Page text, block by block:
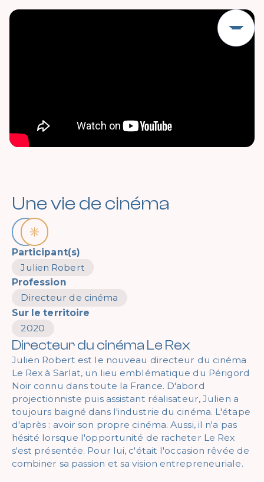
Une vie de cinéma
Participant(s)
Julien Robert
Profession
Directeur de cinéma
Sur le territoire
2020
Directeur du cinéma Le Rex
Julien Robert est le nouveau directeur du cinéma
Le Rex à Sarlat, un lieu emblématique du Périgord
Noir connu dans toute la France. D'abord
projectionniste puis assistant réalisateur, Julien a
toujours baigné dans l'industrie du cinéma. L'étape
d'après : avoir son propre cinéma. Aussi, il n'a pas
hésité lorsque l'opportunité de racheter Le Rex
s'est présentée. Pour lui, c'était l'occasion rêvée de
combiner sa passion et sa vision entrepreneuriale.